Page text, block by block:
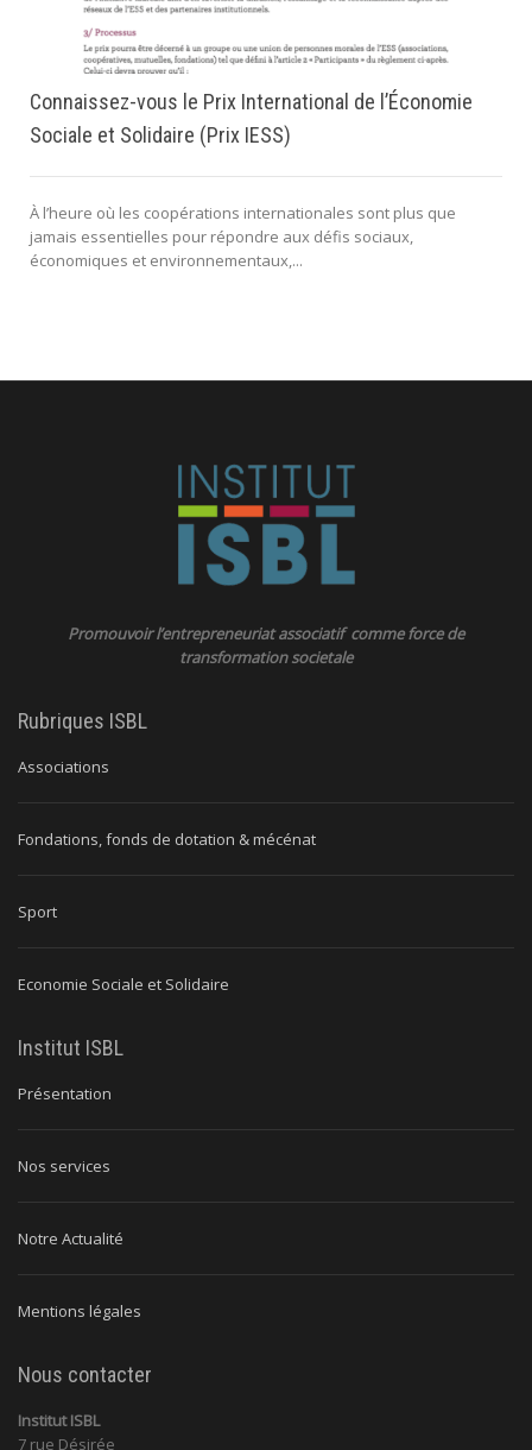
Connaissez-vous le Prix International de l’Économie
Sociale et Solidaire (Prix IESS)
À l’heure où les coopérations internationales sont plus que
jamais essentielles pour répondre aux défis sociaux,
économiques et environnementaux,...
Promouvoir l’entrepreneuriat associatif comme force de
transformation societale
Rubriques ISBL
Associations
Fondations, fonds de dotation & mécénat
Sport
Economie Sociale et Solidaire
Institut ISBL
Présentation
Nos services
Notre Actualité
Mentions légales
Nous contacter
Institut ISBL
7 rue Désirée